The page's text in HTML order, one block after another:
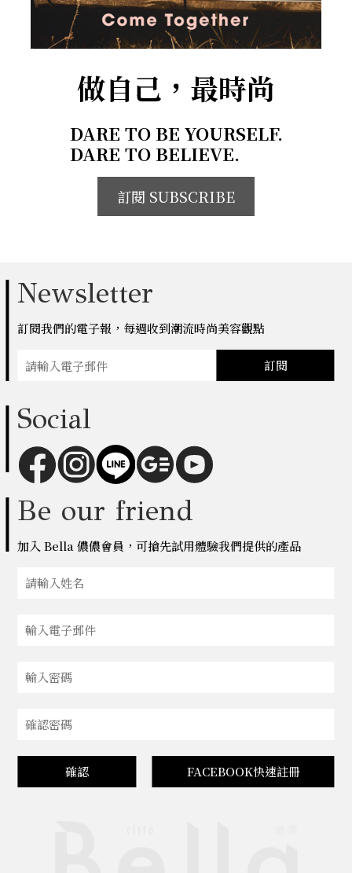
做自己，最時尚
DARE TO BE YOURSELF.
DARE TO BELIEVE.
訂閱 SUBSCRIBE
Newsletter
訂閱我們的電子報，每週收到潮流時尚美容觀點
訂閱
Social
Be our friend
加入 Bella 儂儂會員，可搶先試用體驗我們提供的產品
確認 FACEBOOK快速註冊